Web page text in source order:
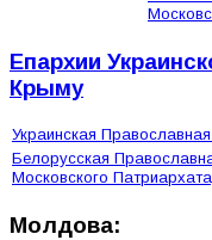
Епархии
Крыму
Украинская
Белорусская
Московского
Молдова: